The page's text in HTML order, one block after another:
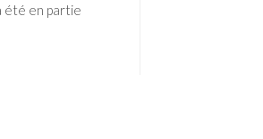
été en partie